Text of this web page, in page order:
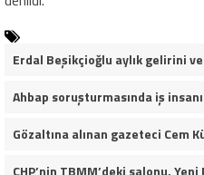
Erdal Beşikçioğlu aylık gelirini ve